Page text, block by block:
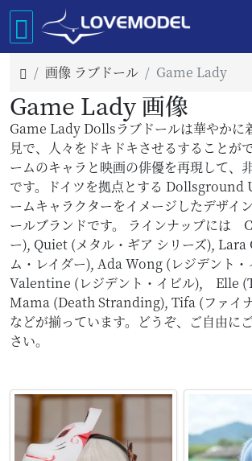
画像 ラブドール Game Lady
Game Lady 画像
Game Lady Dollsラブドールは華やかに
見で、人々をドキドキさせるすることが
ームのキャラと映画の俳優を再現して、
です。ドイツを拠点とする Dollsground
ームキャラクターをイメージしたデザイ
ールブランドです。 ラインナップには
ー), Quiet (メタル・ギア シリーズ),
ム・レイダー), Ada Wong (レジデント
Valentine (レジデント・イビル), Elle
Mama (Death Stranding), Tifa (ファイ
などが揃っています。どうぞ、ご自由に
さい。